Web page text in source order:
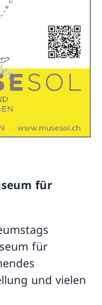
für
für
und vielen